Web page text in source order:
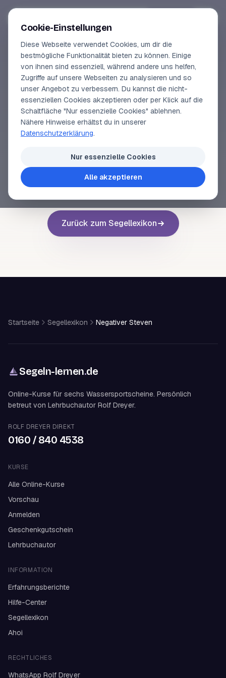
Online-Kurse
Vorschau
Erfahrungen
Lehrbuchautor
SEGELLEXIKON
Negativer Steven
siehenegativer Vorsteven.
Voriger Begriff Nächster Begriff
Zurück zum Segellexikon
Startseite Segellexikon Negativer Steven
Segeln-lernen.de
Online-Kurse für sechs Wassersportscheine. Persönlich
betreut von Lehrbuchautor Rolf Dreyer.
ROLF DREYER DIREKT
0160 / 840 4538
KURSE
Alle Online-Kurse
Vorschau
Anmelden
Geschenkgutschein
Lehrbuchautor
INFORMATION
Erfahrungsberichte
Hilfe-Center
Segellexikon
Ahoi
RECHTLICHES
WhatsApp Rolf Dreyer
Cookie-Einstellungen
Diese Webseite verwendet Cookies, um dir die
bestmögliche Funktionalität bieten zu können. Einige
von ihnen sind essenziell, während andere uns helfen,
Zugriffe auf unsere Webseiten zu analysieren und so
unser Angebot zu verbessern. Du kannst die nicht-
essenziellen Cookies akzeptieren oder per Klick auf die
Schaltfläche "Nur essenzielle Cookies" ablehnen.
Nähere Hinweise erhältst du in unserer
Datenschutzerklärung.
Nur essenzielle Cookies
Alle akzeptieren